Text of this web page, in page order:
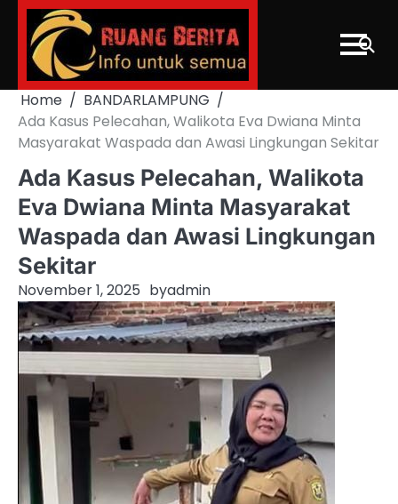
Skip
content
Home
BANDARLAMPUNG
Ada Kasus Pelecahan, Walikota Eva Dwiana Minta
Masyarakat Waspada dan Awasi Lingkungan Sekitar
Ada Kasus Pelecahan, Walikota
Eva Dwiana Minta Masyarakat
Waspada dan Awasi Lingkungan
Sekitar
November 1, 2025 byadmin